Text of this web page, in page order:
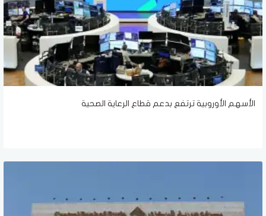
الأسهم الأوروبية ترتفع بدعم قطاع الرعاية الصحية